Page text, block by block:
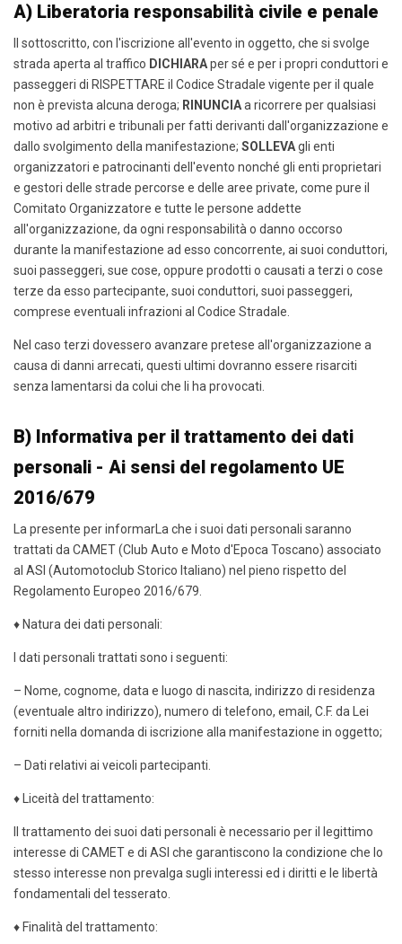
A) Liberatoria responsabilità civile e penale
Il sottoscritto, con l'iscrizione all'evento in oggetto, che si svolge
strada aperta al traffico DICHIARAper sé e per i propri conduttori e
passeggeri di RISPETTARE il Codice Stradale vigente per il quale
non è prevista alcuna deroga; RINUNCIAa ricorrere per qualsiasi
motivo ad arbitri e tribunali per fatti derivanti dall'organizzazione e
dallo svolgimento della manifestazione; SOLLEVAgli enti
organizzatori e patrocinanti dell'evento nonché gli enti proprietari
e gestori delle strade percorse e delle aree private, come pure il
Comitato Organizzatore e tutte le persone addette
all'organizzazione, da ogni responsabilità o danno occorso
durante la manifestazione ad esso concorrente, ai suoi conduttori,
suoi passeggeri, sue cose, oppure prodotti o causati a terzi o cose
terze da esso partecipante, suoi conduttori, suoi passeggeri,
comprese eventuali infrazioni al Codice Stradale.
Nel caso terzi dovessero avanzare pretese all'organizzazione a
causa di danni arrecati, questi ultimi dovranno essere risarciti
senza lamentarsi da colui che li ha provocati.
B) Informativa per il trattamento dei dati
personali - Ai sensi del regolamento UE
2016/679
La presente per informarLa che i suoi dati personali saranno
trattati da CAMET (Club Auto e Moto d'Epoca Toscano) associato
al ASI (Automotoclub Storico Italiano) nel pieno rispetto del
Regolamento Europeo 2016/679.
♦ Natura dei dati personali:
I dati personali trattati sono i seguenti:
– Nome, cognome, data e luogo di nascita, indirizzo di residenza
(eventuale altro indirizzo), numero di telefono, email, C.F. da Lei
forniti nella domanda di iscrizione alla manifestazione in oggetto;
– Dati relativi ai veicoli partecipanti.
♦ Liceità del trattamento:
Il trattamento dei suoi dati personali è necessario per il legittimo
interesse di CAMET e di ASI che garantiscono la condizione che lo
stesso interesse non prevalga sugli interessi ed i diritti e le libertà
fondamentali del tesserato.
♦ Finalità del trattamento: